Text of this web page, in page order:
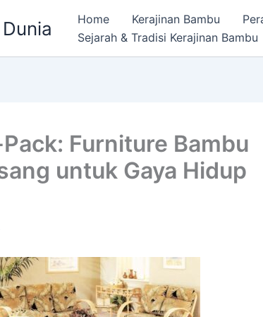
Home Kerajinan Bambu
Sejarah & Tradisi Kerajinan Bambu
Furniture Bambu
untuk Gaya Hidup